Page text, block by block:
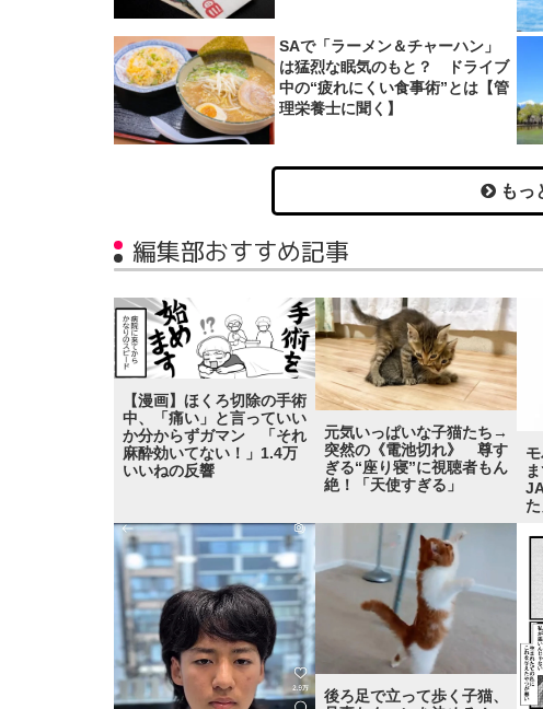
SAで「ラーメン＆チャーハン」
は猛烈な眠気のもと？ ドライブ
中の“疲れにくい食事術”とは【管
理栄養士に聞く】
もっ
編集部おすすめ記事
【漫画】ほくろ切除の手術
中、「痛い」と言っていい
か分からずガマン 「それ
麻酔効いてない！」1.4万
いいねの反響
元気いっぱいな子猫たち→
突然の《電池切れ》 尊す
ぎる“座り寝”に視聴者もん
絶！「天使すぎる」
後ろ足で立って歩く子猫、